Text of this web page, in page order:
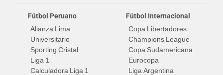
Fútbol Peruano
Alianza Lima
Universitario
Sporting Cristal
Liga 1
Calculadora Liga 1
Fútbol Internacional
Copa Libertadores
Champions League
Copa Sudamericana
Eurocopa
Liga Argentina